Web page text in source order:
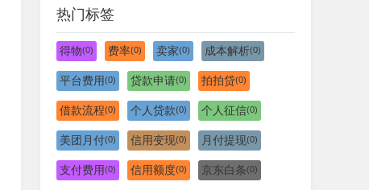
热门标签
得物(0) 费率(0) 卖家(0) 成本解析(0)
平台费用(0) 贷款申请(0) 拍拍贷(0)
借款流程(0) 个人贷款(0) 个人征信(0)
美团月付(0) 信用变现(0) 月付提现(0)
支付费用(0) 信用额度(0) 京东白条(0)